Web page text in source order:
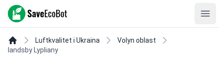
SaveEcoBot
Luftkvalitet i Ukraina
Volyn oblast
landsby Lypliany